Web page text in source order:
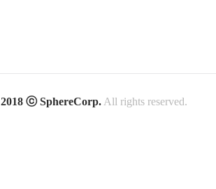
2018 ⓒ SphereCorp. All rights reserved.